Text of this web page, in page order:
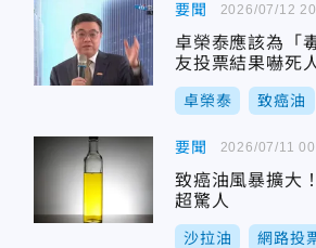
要聞
卓榮泰應該為「
友投票結果嚇死
卓榮泰 致癌油
2026/07/12
要聞
致癌油風暴擴大
超驚人
沙拉油 網路投
2026/07/11